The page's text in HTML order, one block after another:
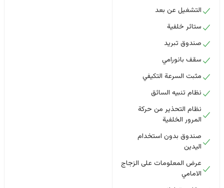
التشغيل عن بعد
ستائر خلفية
صندوق تبريد
سقف بانورامي
مثبت السرعة التكيفي
نظام تنبيه السائق
نظام التحذير من حركة
المرور الخلفية
صندوق بدون استخدام
اليدين
عرض المعلومات على الزجاج
الامامي